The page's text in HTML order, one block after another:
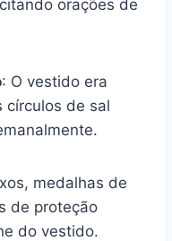
orações de
: O vestido era
círculos de sal
medalhas de
de proteção
do vestido.